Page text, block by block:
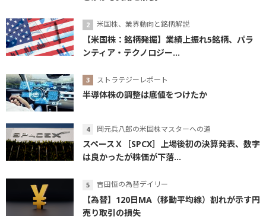
米国株、業界動向と銘柄解説
【米国株：銘柄発掘】業績上振れ5銘柄、パラ
ンティア・テクノロジー...
ストラテジーレポート
半導体株の調整は底値をつけたか
岡元兵八郎の米国株マスターへの道
スペースＸ［SPCX］上場後初の決算発表、数字
は良かったが株価が下落...
吉田恒の為替デイリー
【為替】120日MA（移動平均線）割れが示す円
売り取引の損失